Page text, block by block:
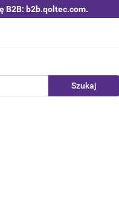
B2B: b2b.qoltec.com.
LTE 4G 5G